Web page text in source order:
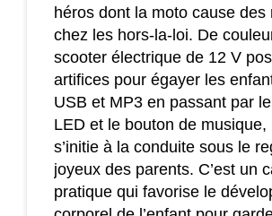
héros dont la moto cause des
chez les hors-la-loi. De
scooter électrique de 12 V
artifices pour égayer les
USB et MP3 en passant par
LED et le bouton de musique,
s’initie à la conduite sous le
joyeux des parents. C’est un
pratique qui favorise le